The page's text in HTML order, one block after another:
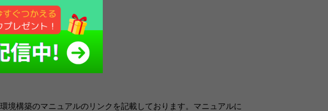
境構築のマニュアルのリンクを記載しております。マニュアルに